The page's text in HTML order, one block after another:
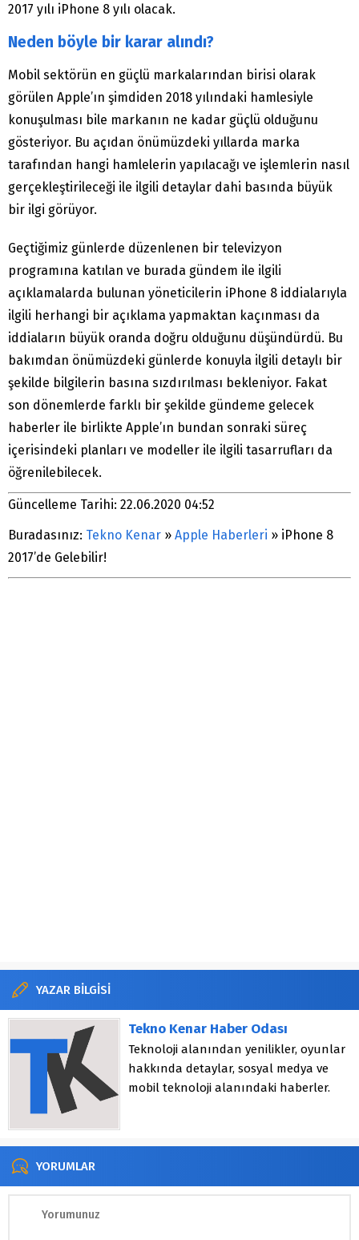
2017 yılı iPhone 8 yılı olacak.
Neden böyle bir karar alındı?
Mobil sektörün en güçlü markalarından birisi olarak
görülen Apple’ın şimdiden 2018 yılındaki hamlesiyle
konuşulması bile markanın ne kadar güçlü olduğunu
gösteriyor. Bu açıdan önümüzdeki yıllarda marka
tarafından hangi hamlelerin yapılacağı ve işlemlerin nasıl
gerçekleştirileceği ile ilgili detaylar dahi basında büyük
bir ilgi görüyor.
Geçtiğimiz günlerde düzenlenen bir televizyon
programına katılan ve burada gündem ile ilgili
açıklamalarda bulunan yöneticilerin iPhone 8 iddialarıyla
ilgili herhangi bir açıklama yapmaktan kaçınması da
iddiaların büyük oranda doğru olduğunu düşündürdü. Bu
bakımdan önümüzdeki günlerde konuyla ilgili detaylı bir
şekilde bilgilerin basına sızdırılması bekleniyor. Fakat
son dönemlerde farklı bir şekilde gündeme gelecek
haberler ile birlikte Apple’ın bundan sonraki süreç
içerisindeki planları ve modeller ile ilgili tasarrufları da
öğrenilebilecek.
Güncelleme Tarihi: 22.06.2020 04:52
Buradasınız: Tekno Kenar » Apple Haberleri » iPhone 8
2017’de Gelebilir!
YAZAR BİLGİSİ
Tekno Kenar Haber Odası
Teknoloji alanından yenilikler, oyunlar
hakkında detaylar, sosyal medya ve
mobil teknoloji alanındaki haberler.
YORUMLAR